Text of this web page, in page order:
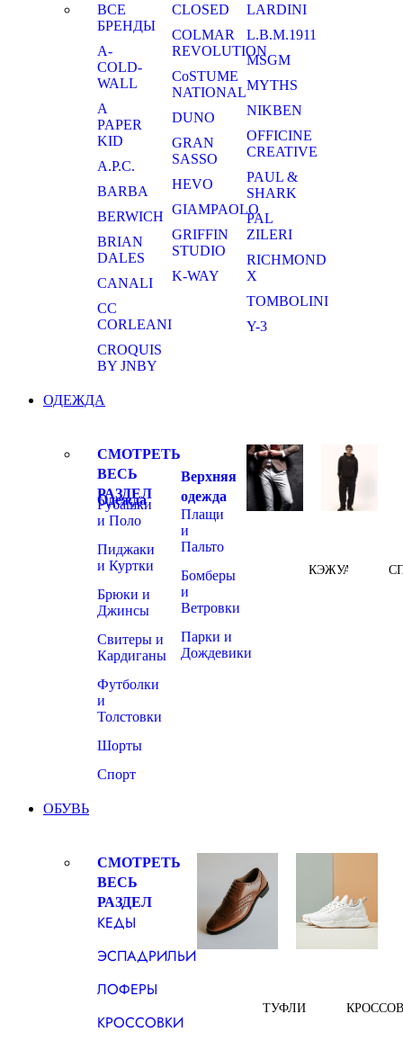
ВСЕ
БРЕНДЫ
A-
COLD-
WALL
A
PAPER
KID
A.P.C.
BARBA
BERWICH
BRIAN
DALES
CANALI
CC
CORLEANI
CROQUIS
BY JNBY
CLOSED
COLMAR
REVOLUTION
CoSTUME
NATIONAL
DUNO
GRAN
SASSO
HEVO
GIAMPAOLO
GRIFFIN
STUDIO
K-WAY
LARDINI
L.B.M.1911
MSGM
MYTHS
NIKBEN
OFFICINE
CREATIVE
PAUL &
SHARK
PAL
ZILERI
RICHMOND
X
TOMBOLINI
Y-3
ОДЕЖДА
СМОТРЕТЬ
ВЕСЬ
РАЗДЕЛ
Одежда
Рубашки
и Поло
Пиджаки
и Куртки
Брюки и
Джинсы
Свитеры и
Кардиганы
Футболки
и
Толстовки
Шорты
Спорт
Верхняя
одежда
Плащи
и
Пальто
Бомберы
и
Ветровки
Парки и
Дождевики
КЭЖУАЛ
ОБУВЬ
СМОТРЕТЬ
ВЕСЬ
РАЗДЕЛ
КЕДЫ
ЭСПАДРИЛЬИ
ЛОФЕРЫ
КРОССОВКИ
ТУФЛИ